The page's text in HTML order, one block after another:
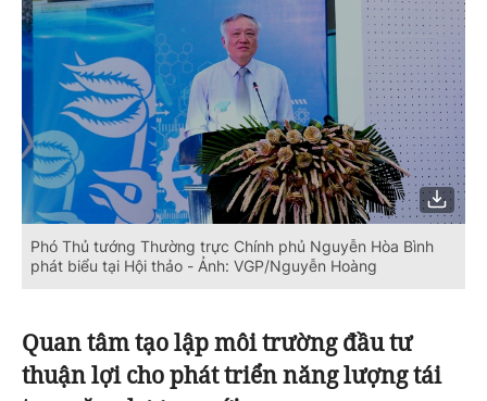
Phó Thủ tướng Thường trực Chính phủ Nguyễn Hòa Bình
phát biểu tại Hội thảo - Ảnh: VGP/Nguyễn Hoàng
Quan tâm tạo lập môi trường đầu tư
thuận lợi cho phát triển năng lượng tái